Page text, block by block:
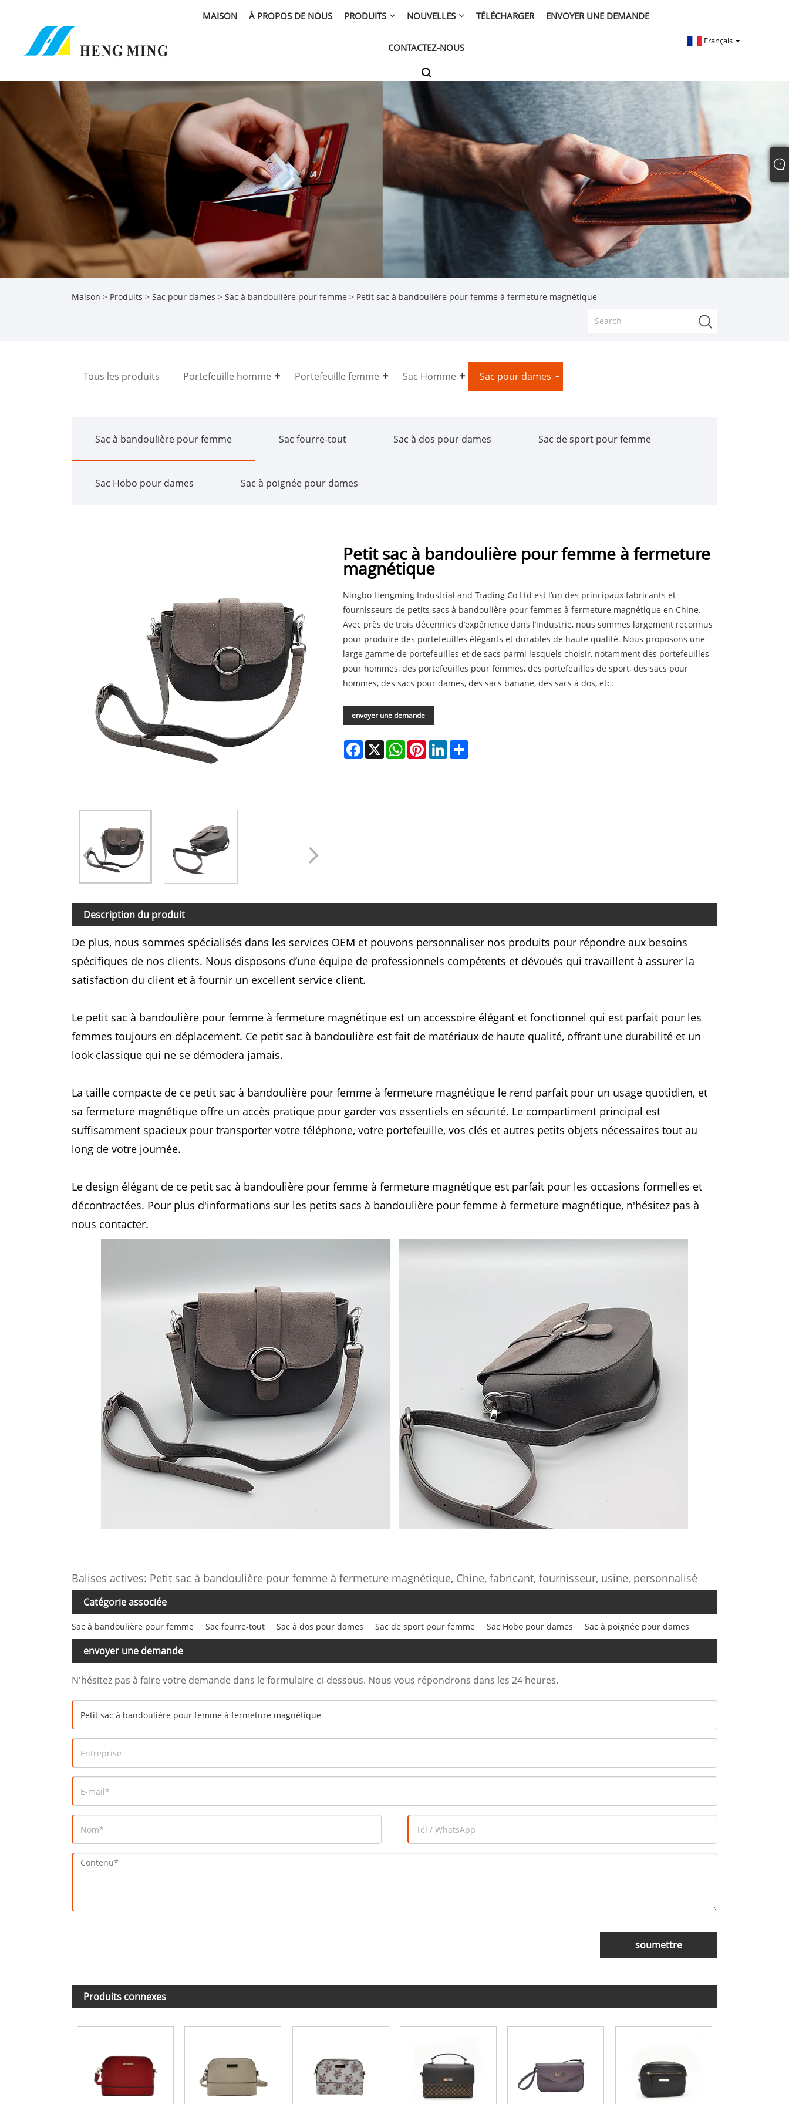
MAISON À PROPOS DE NOUS PRODUITS NOUVELLES TÉLÉCHARGER ENVOYER UNE DEMANDE
CONTACTEZ-NOUS
Français
Maison > Produits > Sac pour dames > Sac à bandoulière pour femme > Petit sac à bandoulière pour femme à fermeture magnétique
Tous les produits Portefeuille homme Portefeuille femme Sac Homme Sac pour dames
Sac à bandoulière pour femme Sac fourre-tout Sac à dos pour dames Sac de sport pour femme
Sac Hobo pour dames Sac à poignée pour dames
Petit sac à bandoulière pour femme à fermeture
magnétique
Ningbo Hengming Industrial and Trading Co Ltd est l’un des principaux fabricants et
fournisseurs de petits sacs à bandoulière pour femmes à fermeture magnétique en Chine.
Avec près de trois décennies d’expérience dans l’industrie, nous sommes largement reconnus
pour produire des portefeuilles élégants et durables de haute qualité. Nous proposons une
large gamme de portefeuilles et de sacs parmi lesquels choisir, notamment des portefeuilles
pour hommes, des portefeuilles pour femmes, des portefeuilles de sport, des sacs pour
hommes, des sacs pour dames, des sacs banane, des sacs à dos, etc.
envoyer une demande
Facebook
X WhatsAppPinterestLinkedIn
Description du produit
De plus, nous sommes spécialisés dans les services OEM et pouvons personnaliser nos produits pour répondre aux besoins
spécifiques de nos clients. Nous disposons d’une équipe de professionnels compétents et dévoués qui travaillent à assurer la
satisfaction du client et à fournir un excellent service client.
Le petit sac à bandoulière pour femme à fermeture magnétique est un accessoire élégant et fonctionnel qui est parfait pour les
femmes toujours en déplacement. Ce petit sac à bandoulière est fait de matériaux de haute qualité, offrant une durabilité et un
look classique qui ne se démodera jamais.
La taille compacte de ce petit sac à bandoulière pour femme à fermeture magnétique le rend parfait pour un usage quotidien, et
sa fermeture magnétique offre un accès pratique pour garder vos essentiels en sécurité. Le compartiment principal est
suffisamment spacieux pour transporter votre téléphone, votre portefeuille, vos clés et autres petits objets nécessaires tout au
long de votre journée.
Le design élégant de ce petit sac à bandoulière pour femme à fermeture magnétique est parfait pour les occasions formelles et
décontractées. Pour plus d'informations sur les petits sacs à bandoulière pour femme à fermeture magnétique, n'hésitez pas à
nous contacter.
Balises actives: Petit sac à bandoulière pour femme à fermeture magnétique, Chine, fabricant, fournisseur, usine, personnalisé
Catégorie associée
Sac à bandoulière pour femme Sac fourre-tout Sac à dos pour dames Sac de sport pour femme Sac Hobo pour dames Sac à poignée pour dames
envoyer une demande
N'hésitez pas à faire votre demande dans le formulaire ci-dessous. Nous vous répondrons dans les 24 heures.
soumettre
Produits connexes